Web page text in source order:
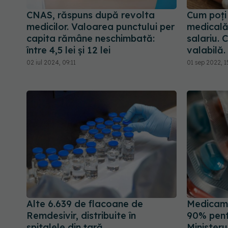
CNAS, răspuns după revolta
medicilor. Valoarea punctului per
capita rămâne neschimbată:
între 4,5 lei și 12 lei
02 iul 2024, 09:11
Cum
salariu.
valabilă.
01 sep 2022,
Alte 6.639 de flacoane de
Remdesivir, distribuite în
90%